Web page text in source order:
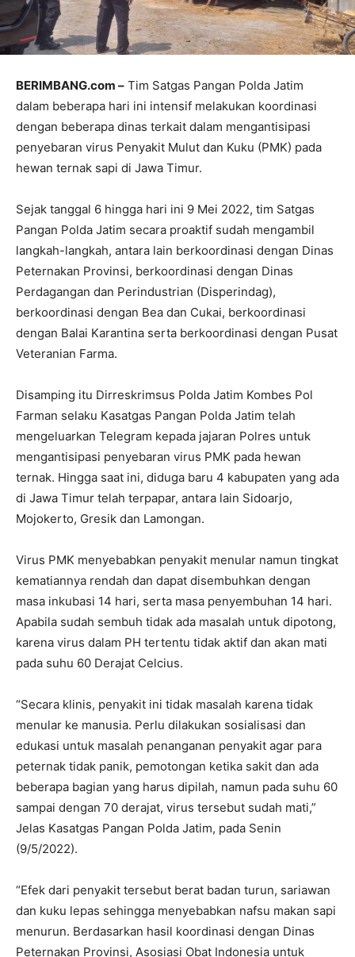
BERIMBANG.com – Tim Satgas Pangan Polda Jatim
dalam beberapa hari ini intensif melakukan koordinasi
dengan beberapa dinas terkait dalam mengantisipasi
penyebaran virus Penyakit Mulut dan Kuku (PMK) pada
hewan ternak sapi di Jawa Timur.
Sejak tanggal 6 hingga hari ini 9 Mei 2022, tim Satgas
Pangan Polda Jatim secara proaktif sudah mengambil
langkah-langkah, antara lain berkoordinasi dengan Dinas
Peternakan Provinsi, berkoordinasi dengan Dinas
Perdagangan dan Perindustrian (Disperindag),
berkoordinasi dengan Bea dan Cukai, berkoordinasi
dengan Balai Karantina serta berkoordinasi dengan Pusat
Veteranian Farma.
Disamping itu Dirreskrimsus Polda Jatim Kombes Pol
Farman selaku Kasatgas Pangan Polda Jatim telah
mengeluarkan Telegram kepada jajaran Polres untuk
mengantisipasi penyebaran virus PMK pada hewan
ternak. Hingga saat ini, diduga baru 4 kabupaten yang ada
di Jawa Timur telah terpapar, antara lain Sidoarjo,
Mojokerto, Gresik dan Lamongan.
Virus PMK menyebabkan penyakit menular namun tingkat
kematiannya rendah dan dapat disembuhkan dengan
masa inkubasi 14 hari, serta masa penyembuhan 14 hari.
Apabila sudah sembuh tidak ada masalah untuk dipotong,
karena virus dalam PH tertentu tidak aktif dan akan mati
pada suhu 60 Derajat Celcius.
“Secara klinis, penyakit ini tidak masalah karena tidak
menular ke manusia. Perlu dilakukan sosialisasi dan
edukasi untuk masalah penanganan penyakit agar para
peternak tidak panik, pemotongan ketika sakit dan ada
beberapa bagian yang harus dipilah, namun pada suhu 60
sampai dengan 70 derajat, virus tersebut sudah mati,”
Jelas Kasatgas Pangan Polda Jatim, pada Senin
(9/5/2022).
“Efek dari penyakit tersebut berat badan turun, sariawan
dan kuku lepas sehingga menyebabkan nafsu makan sapi
menurun. Berdasarkan hasil koordinasi dengan Dinas
Peternakan Provinsi, Asosiasi Obat Indonesia untuk